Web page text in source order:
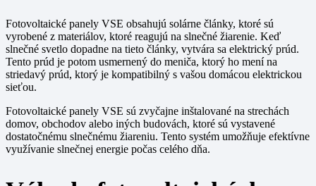
Fotovoltaické panely VSE obsahujú solárne články, ktoré sú
vyrobené z materiálov, ktoré reagujú na slnečné žiarenie. Keď
slnečné svetlo dopadne na tieto články, vytvára sa elektrický prúd.
Tento prúd je potom usmernený do meniča, ktorý ho mení na
striedavý prúd, ktorý je kompatibilný s vašou domácou elektrickou
sieťou.
Fotovoltaické panely VSE sú zvyčajne inštalované na strechách
domov, obchodov alebo iných budovách, ktoré sú vystavené
dostatočnému slnečnému žiareniu. Tento systém umožňuje efektívne
využívanie slnečnej energie počas celého dňa.